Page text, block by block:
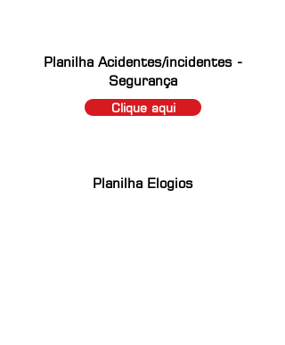
Planilha Acidentes/incidentes -
Segurança
Clique aqui
Planilha Elogios